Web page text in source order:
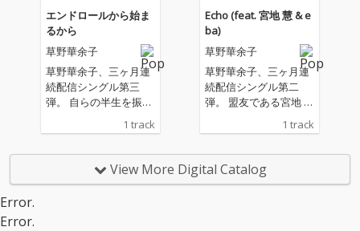
超え、日々己の限界と
対峙するすべてのアス
リート、そして人生と
いう名のコートに立つ
すべての人々の胸を打
つ。 一寸先の壁にぶち
当たっても、弱さを認
め、ゼロから積み上げ
「最大の敵」に打ち勝
とうとするその姿こそ
がヒーロー。 エッジの
そして「忘れないよ」
と伝えて、また前を向
くために 終わりから始
まる、新しい日々が待
ってるから my dear "e
ndrolls"
エンドロールから始ま
るから
草野華余子
草野華余子、三ヶ月連
続配信シングル第三
弾。 自らの半生を振り
ード。 ---------- 叶わな
終わらせた恋、果たせ
なかった約束 最後のペ
1 track
Echo (feat. 宮地 慧 & e
ba)
草野華余子
草野華余子、三ヶ月連
続配信シングル第二
弾。 盟友である宮地 慧
(S.L.N.M)とeba (cadod
e)を客演に招き、思想
が繊細に絡み合いなが
ら、"廻向と我欲"をテ
1 track
View More Digital Catalog
Error.
Error.